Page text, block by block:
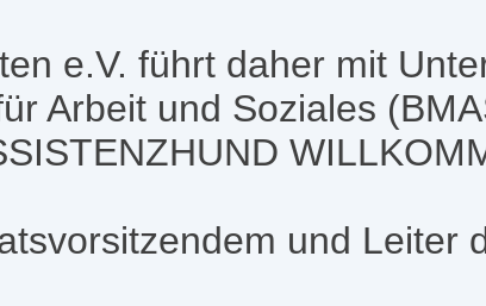
e.V. führt daher mit
Arbeit und Soziales
und Leiter